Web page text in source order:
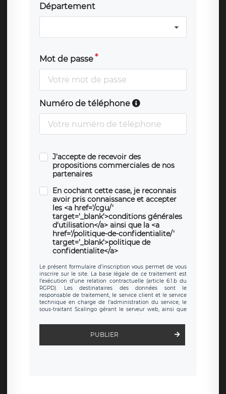
Département
Mot de passe
Numéro de téléphone
J'accepte de recevoir des
propositions commerciales de nos
partenaires
En cochant cette case, je reconnais
avoir pris connaissance et accepter
les <a href='/cgu/'
target='_blank'>conditions générales
d'utilisation</a> ainsi que la <a
href='/politique-de-confidentialite/'
target='_blank'>politique de
confidentialite</a>
Le présent formulaire d’inscription vous permet de vous
inscrire sur le site. La base légale de ce traitement est
l’exécution d’une relation contractuelle (article 6.1.b du
RGPD). Les destinataires des données sont le
responsable de traitement, le service client et le service
technique en charge de l’administration du service, le
sous-traitant Scalingo gérant le serveur web, ainsi que
d’inscription est hébergé sur un serveur hébergé par
clauses de
protection conformes au RGPD
. Les données collectées
sont conservées jusqu’à ce que l’Internaute en sollicite la
PUBLIER